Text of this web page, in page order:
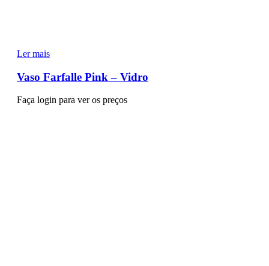
Ler mais
Vaso Farfalle Pink – Vidro
Faça login para ver os preços